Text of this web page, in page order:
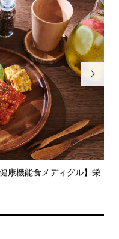
康機能食メディグル】栄
